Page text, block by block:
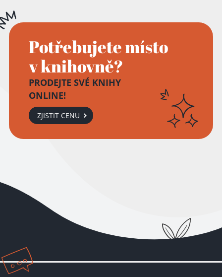
Potřebujete místo
v knihovně?
PRODEJTE SVÉ KNIHY
ONLINE!
ZJISTIT CENU
Přidáno do košíku!